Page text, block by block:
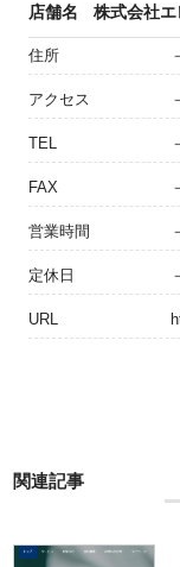
店舗名 株式会社エ
住所
アクセス
TEL
FAX
営業時間
定休日
URL
関連記事